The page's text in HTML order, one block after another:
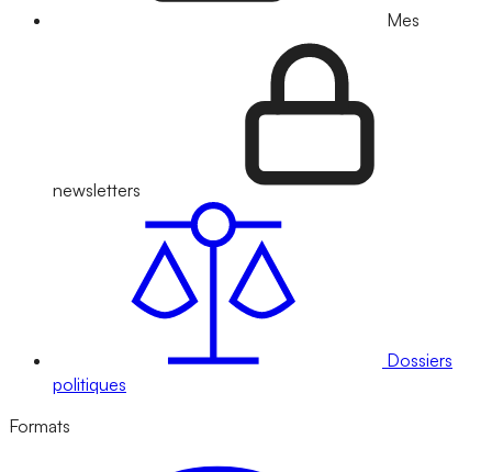
Mes
newsletters
Dossiers
politiques
Formats